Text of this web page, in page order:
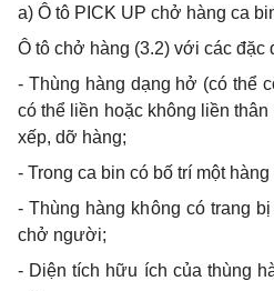
a) Ô tô PICK UP chở hàng ca
Ô tô chở hàng (3.2) với các đặc
- Thùng hàng dạng hở (có thể
có thể liền hoặc không liền
xếp, dỡ hàng;
- Trong ca bin có bố trí một hàng
- Thùng hàng không có trang
chở người;
- Diện tích hữu ích của thùng